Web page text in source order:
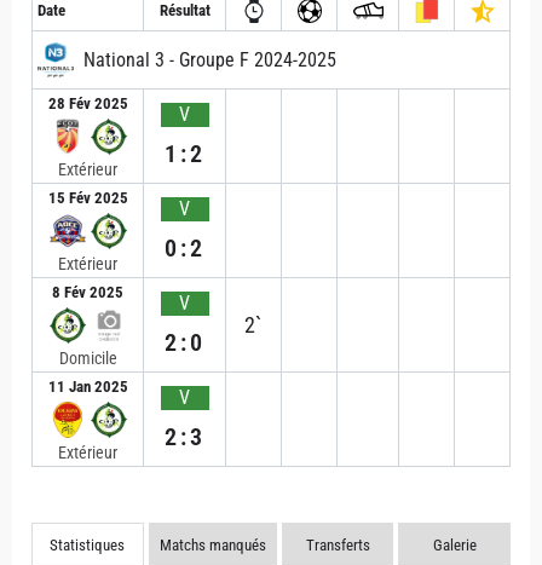
Date Résultat
National 3 - Groupe F 2024-2025
28 Fév 2025
Extérieur
V
1:2
15 Fév 2025
Extérieur
V
0:2
8 Fév 2025
Domicile
V
2:0
2`
11 Jan 2025
Extérieur
V
2:3
Statistiques Matchs manqués Transferts Galerie